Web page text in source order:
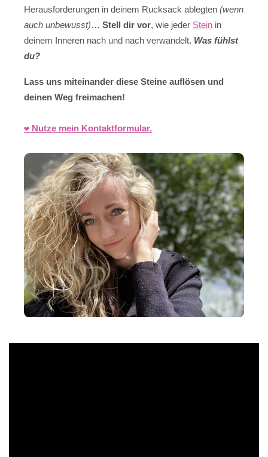
Herausforderungen in deinem Rucksack ablegten (wenn
auch unbewusst)… Stell dir vor, wie jeder Stein in
deinem Inneren nach und nach verwandelt. Was fühlst
du?
Lass uns miteinander diese Steine auflösen und
deinen Weg freimachen!
❤️ Nutze mein Kontaktformular.